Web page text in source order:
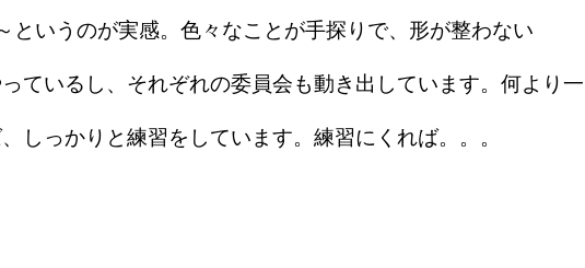
いうのが実感。色々なことが手探りで、形が整わない
ているし、それぞれの委員会も動き出しています。何より一
しっかりと練習をしています。練習にくれば。。。